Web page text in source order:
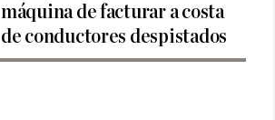
máquina de facturar a costa
de conductores despistados